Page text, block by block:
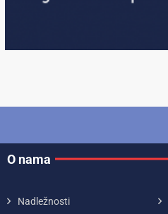
O nama
Nadležnosti